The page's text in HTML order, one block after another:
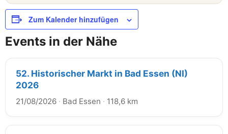
Zum Kalender hinzufügen
Events in der Nähe
52. Historischer Markt in Bad Essen (NI)
2026
21/08/2026 · Bad Essen · 118,6 km